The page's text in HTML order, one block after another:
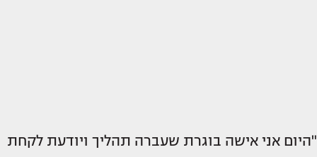
"היום אני אישה בוגרת שעברה תהליך ויודעת לקחת